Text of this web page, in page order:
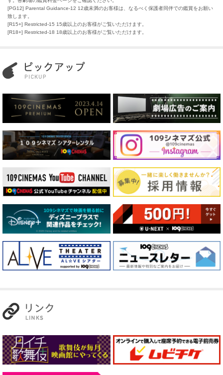
[PG12] Parental Guidance-12 12歳未満のお客様は、なるべく保護者同伴での鑑賞をお願い
致します。
[R15+] Restricted-15 15歳以上のお客様がご覧いただけます。
[R18+] Restricted-18 18歳以上のお客様がご覧いただけます。